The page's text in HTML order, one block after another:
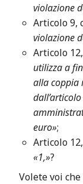
violazione
Articolo 9,
violazione
Articolo
utilizza a
alla coppia
euro»;
Articolo
«1,»?
Volete voi